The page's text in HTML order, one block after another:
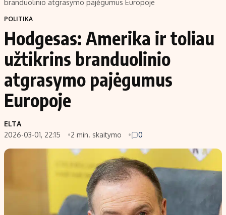
Naujienos
Aplinka
Verslas
Energetika
Ekonomika
Politika
NT ir statybos
Įmonės
Žemės ūkis
Technologijos
Laisvalaikis
Kriptovaliutos
Nedarbo išmokos skaičiuoklė
Indėliai
Indėlių skaičiuoklė
Būsto finansai
branduolinio atgrasymo pajėgumus Europoje
POLITIKA
Hodgesas: Amerika ir toliau
užtikrins branduolinio
atgrasymo pajėgumus
Europoje
ELTA
2026-03-01, 22:15
2 min. skaitymo 0